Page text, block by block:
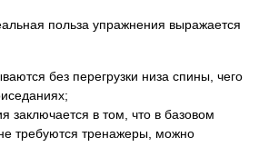
польза упражнения выражается
без перегрузки низа спины, чего
заключается в том, что в базовом
требуются тренажеры, можно